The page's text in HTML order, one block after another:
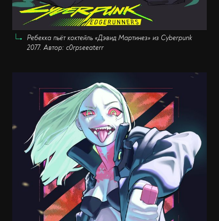
Ребекка пьёт коктейль «Дэвид Мартинез» из Cyberpunk
2077. Автор: c0rpseeaterr